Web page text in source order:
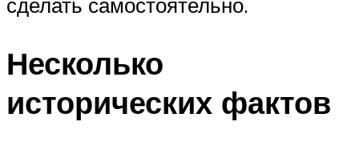
Несколько
исторических фактов